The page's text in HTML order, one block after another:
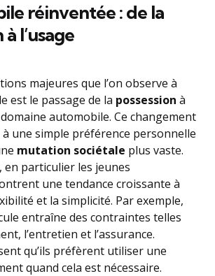
réinventée : de la
l’usage
majeures que l’on observe à
est le passage de la possession à
automobile. Ce changement
à une simple préférence personnelle
mutation sociétale plus vaste.
en particulier les jeunes
une tendance croissante à
et la simplicité. Par exemple,
entraîne des contraintes telles
l’entretien et l’assurance.
qu’ils préfèrent utiliser une
quand cela est nécessaire.